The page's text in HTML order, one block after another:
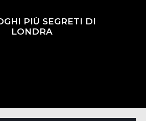
PIÙ SEGRETI DI
LONDRA